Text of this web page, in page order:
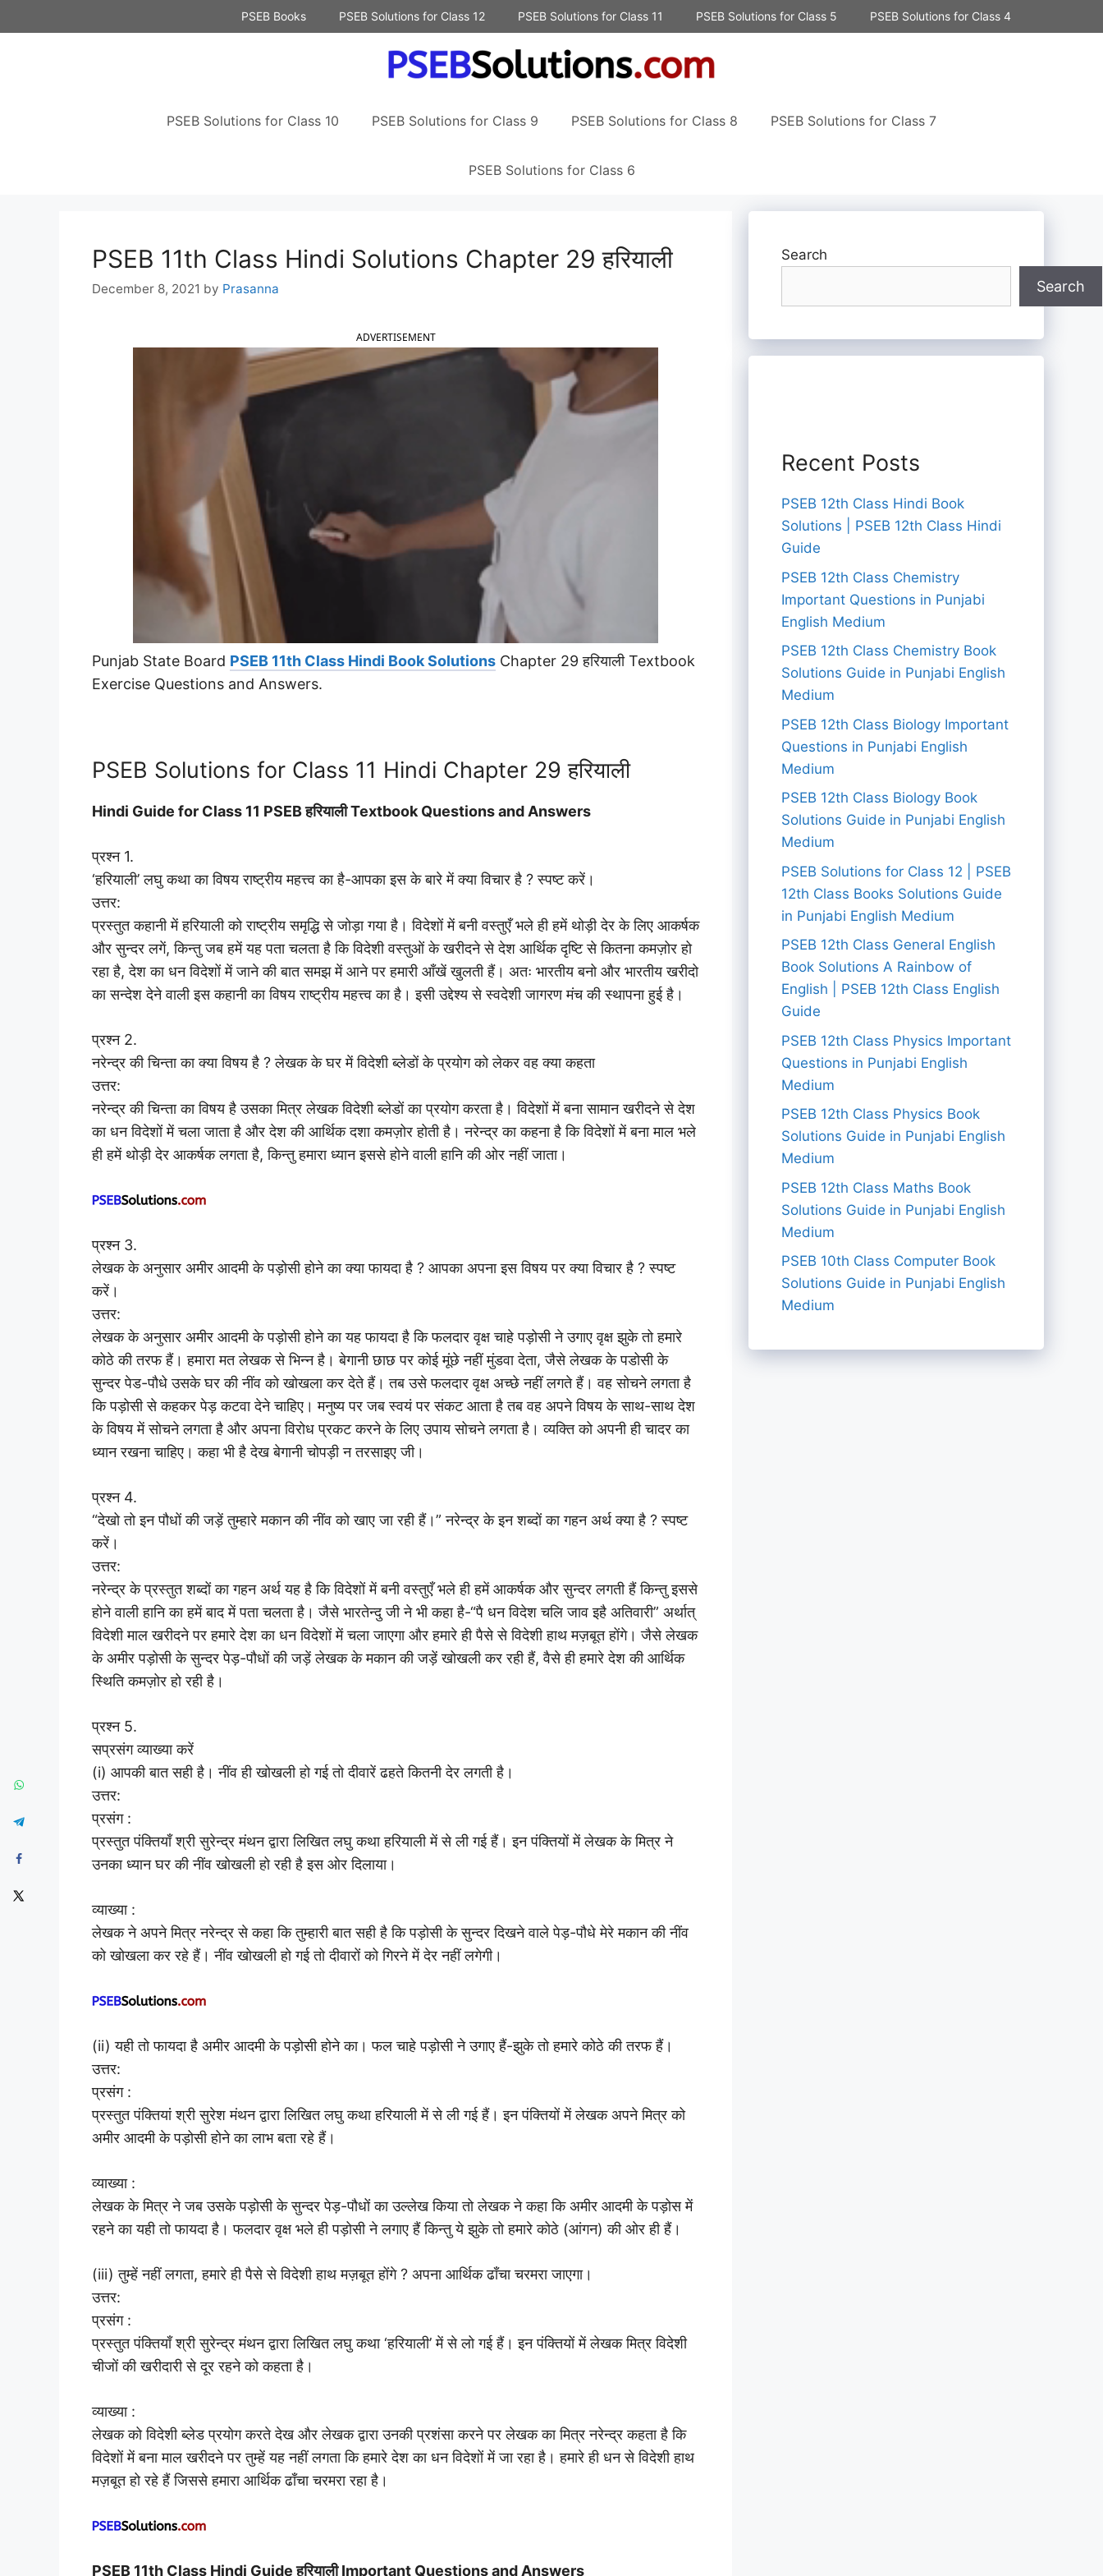
to
PSEB Books PSEB Solutions for Class 12 PSEB Solutions for Class 11 PSEB Solutions for Class 5 PSEB Solutions for Class 4
PSEB Solutions for Class 10 PSEB Solutions for Class 9 PSEB Solutions for Class 8 PSEB Solutions for Class 7
PSEB Solutions for Class 6
PSEB 11th Class Hindi Solutions Chapter 29 हरियाली
December 8, 2021 by Prasanna
ADVERTISEMENT
Punjab State Board PSEB 11th Class Hindi Book Solutions Chapter 29 हरियाली Textbook
Exercise Questions and Answers.
PSEB Solutions for Class 11 Hindi Chapter 29 हरियाली
Hindi Guide for Class 11 PSEB हरियाली Textbook Questions and Answers
प्रश्न 1.
‘हरियाली’ लघु कथा का विषय राष्ट्रीय महत्त्व का है-आपका इस के बारे में क्या विचार है ? स्पष्ट करें।
उत्तर:
प्रस्तुत कहानी में हरियाली को राष्ट्रीय समृद्धि से जोड़ा गया है। विदेशों में बनी वस्तुएँ भले ही हमें थोड़ी देर के लिए आकर्षक
और सुन्दर लगें, किन्तु जब हमें यह पता चलता है कि विदेशी वस्तुओं के खरीदने से देश आर्थिक दृष्टि से कितना कमज़ोर हो
रहा है, देश का धन विदेशों में जाने की बात समझ में आने पर हमारी आँखें खुलती हैं। अतः भारतीय बनो और भारतीय खरीदो
का सन्देश देने वाली इस कहानी का विषय राष्ट्रीय महत्त्व का है। इसी उद्देश्य से स्वदेशी जागरण मंच की स्थापना हुई है।
प्रश्न 2.
नरेन्द्र की चिन्ता का क्या विषय है ? लेखक के घर में विदेशी ब्लेडों के प्रयोग को लेकर वह क्या कहता
उत्तर:
नरेन्द्र की चिन्ता का विषय है उसका मित्र लेखक विदेशी ब्लेडों का प्रयोग करता है। विदेशों में बना सामान खरीदने से देश
का धन विदेशों में चला जाता है और देश की आर्थिक दशा कमज़ोर होती है। नरेन्द्र का कहना है कि विदेशों में बना माल भले
ही हमें थोड़ी देर आकर्षक लगता है, किन्तु हमारा ध्यान इससे होने वाली हानि की ओर नहीं जाता।
प्रश्न 3.
लेखक के अनुसार अमीर आदमी के पड़ोसी होने का क्या फायदा है ? आपका अपना इस विषय पर क्या विचार है ? स्पष्ट
करें।
उत्तर:
लेखक के अनुसार अमीर आदमी के पड़ोसी होने का यह फायदा है कि फलदार वृक्ष चाहे पड़ोसी ने उगाए वृक्ष झुके तो हमारे
कोठे की तरफ हैं। हमारा मत लेखक से भिन्न है। बेगानी छाछ पर कोई मूंछे नहीं मुंडवा देता, जैसे लेखक के पडोसी के
सुन्दर पेड-पौधे उसके घर की नींव को खोखला कर देते हैं। तब उसे फलदार वृक्ष अच्छे नहीं लगते हैं। वह सोचने लगता है
कि पड़ोसी से कहकर पेड़ कटवा देने चाहिए। मनुष्य पर जब स्वयं पर संकट आता है तब वह अपने विषय के साथ-साथ देश
के विषय में सोचने लगता है और अपना विरोध प्रकट करने के लिए उपाय सोचने लगता है। व्यक्ति को अपनी ही चादर का
ध्यान रखना चाहिए। कहा भी है देख बेगानी चोपड़ी न तरसाइए जी।
प्रश्न 4.
“देखो तो इन पौधों की जड़ें तुम्हारे मकान की नींव को खाए जा रही हैं।” नरेन्द्र के इन शब्दों का गहन अर्थ क्या है ? स्पष्ट
करें।
उत्तर:
नरेन्द्र के प्रस्तुत शब्दों का गहन अर्थ यह है कि विदेशों में बनी वस्तुएँ भले ही हमें आकर्षक और सुन्दर लगती हैं किन्तु इससे
होने वाली हानि का हमें बाद में पता चलता है। जैसे भारतेन्दु जी ने भी कहा है-“पै धन विदेश चलि जाव इहै अतिवारी” अर्थात्
विदेशी माल खरीदने पर हमारे देश का धन विदेशों में चला जाएगा और हमारे ही पैसे से विदेशी हाथ मज़बूत होंगे। जैसे लेखक
के अमीर पड़ोसी के सुन्दर पेड़-पौधों की जड़ें लेखक के मकान की जड़ें खोखली कर रही हैं, वैसे ही हमारे देश की आर्थिक
स्थिति कमज़ोर हो रही है।
प्रश्न 5.
सप्रसंग व्याख्या करें
(i) आपकी बात सही है। नींव ही खोखली हो गई तो दीवारें ढहते कितनी देर लगती है।
उत्तर:
प्रसंग :
प्रस्तुत पंक्तियाँ श्री सुरेन्द्र मंथन द्वारा लिखित लघु कथा हरियाली में से ली गई हैं। इन पंक्तियों में लेखक के मित्र ने
उनका ध्यान घर की नींव खोखली हो रही है इस ओर दिलाया।
व्याख्या :
लेखक ने अपने मित्र नरेन्द्र से कहा कि तुम्हारी बात सही है कि पड़ोसी के सुन्दर दिखने वाले पेड़-पौधे मेरे मकान की नींव
को खोखला कर रहे हैं। नींव खोखली हो गई तो दीवारों को गिरने में देर नहीं लगेगी।
(ii) यही तो फायदा है अमीर आदमी के पड़ोसी होने का। फल चाहे पड़ोसी ने उगाए हैं-झुके तो हमारे कोठे की तरफ हैं।
उत्तर:
प्रसंग :
प्रस्तुत पंक्तियां श्री सुरेश मंथन द्वारा लिखित लघु कथा हरियाली में से ली गई हैं। इन पंक्तियों में लेखक अपने मित्र को
अमीर आदमी के पड़ोसी होने का लाभ बता रहे हैं।
व्याख्या :
लेखक के मित्र ने जब उसके पड़ोसी के सुन्दर पेड़-पौधों का उल्लेख किया तो लेखक ने कहा कि अमीर आदमी के पड़ोस में
रहने का यही तो फायदा है। फलदार वृक्ष भले ही पड़ोसी ने लगाए हैं किन्तु ये झुके तो हमारे कोठे (आंगन) की ओर ही हैं।
(iii) तुम्हें नहीं लगता, हमारे ही पैसे से विदेशी हाथ मज़बूत होंगे ? अपना आर्थिक ढाँचा चरमरा जाएगा।
उत्तर:
प्रसंग :
प्रस्तुत पंक्तियाँ श्री सुरेन्द्र मंथन द्वारा लिखित लघु कथा ‘हरियाली’ में से लो गई हैं। इन पंक्तियों में लेखक मित्र विदेशी
चीजों की खरीदारी से दूर रहने को कहता है।
व्याख्या :
लेखक को विदेशी ब्लेड प्रयोग करते देख और लेखक द्वारा उनकी प्रशंसा करने पर लेखक का मित्र नरेन्द्र कहता है कि
विदेशों में बना माल खरीदने पर तुम्हें यह नहीं लगता कि हमारे देश का धन विदेशों में जा रहा है। हमारे ही धन से विदेशी हाथ
मज़बूत हो रहे हैं जिससे हमारा आर्थिक ढाँचा चरमरा रहा है।
PSEB 11th Class Hindi Guide हरियाली Important Questions and Answers
Search
Search
Recent Posts
PSEB 12th Class Hindi Book
Solutions | PSEB 12th Class Hindi
Guide
PSEB 12th Class Chemistry
Important Questions in Punjabi
English Medium
PSEB 12th Class Chemistry Book
Solutions Guide in Punjabi English
Medium
PSEB 12th Class Biology Important
Questions in Punjabi English
Medium
PSEB 12th Class Biology Book
Solutions Guide in Punjabi English
Medium
PSEB Solutions for Class 12 | PSEB
12th Class Books Solutions Guide
in Punjabi English Medium
PSEB 12th Class General English
Book Solutions A Rainbow of
English | PSEB 12th Class English
Guide
PSEB 12th Class Physics Important
Questions in Punjabi English
Medium
PSEB 12th Class Physics Book
Solutions Guide in Punjabi English
Medium
PSEB 12th Class Maths Book
Solutions Guide in Punjabi English
Medium
PSEB 10th Class Computer Book
Solutions Guide in Punjabi English
Medium